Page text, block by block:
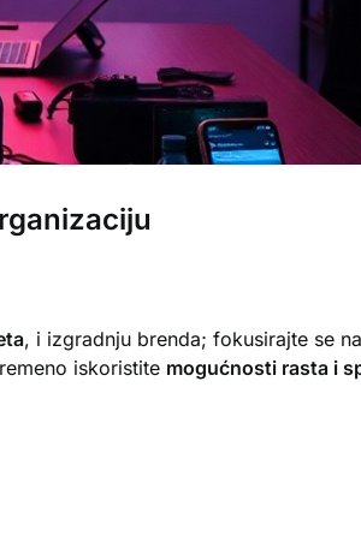
, i izgradnju brenda; fokusirajte se na
iskoristite mogućnosti rasta i